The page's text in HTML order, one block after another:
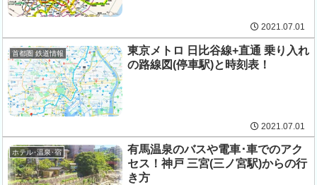
2021.07.01
首都圏 鉄道情報
東京メトロ 日比谷線+直通 乗り入れ
の路線図(停車駅)と時刻表！
2021.07.01
ホテル･温泉･宿
有馬温泉のバスや電車･車でのアク
セス！神戸 三宮(三ノ宮駅)からの行
き方